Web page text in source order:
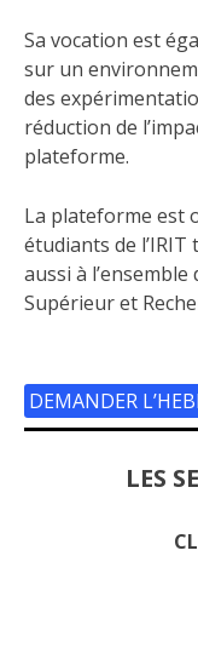
Sa vocation est
sur un
des
réduction de
plateforme.
La plateforme est
étudiants de
aussi à
Supérieur et
DEMANDER
LES